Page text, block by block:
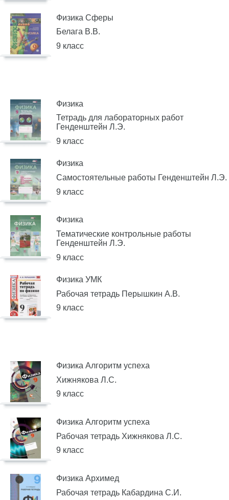
Физика Сферы
Белага В.В.
9 класс
Физика
Тетрадь для лабораторных работ
Генденштейн Л.Э.
9 класс
Физика
Самостоятельные работы Генденштейн Л.Э.
9 класс
Физика
Тематические контрольные работы
Генденштейн Л.Э.
9 класс
Физика УМК
Рабочая тетрадь Перышкин А.В.
9 класс
Физика Алгоритм успеха
Хижнякова Л.С.
9 класс
Физика Алгоритм успеха
Рабочая тетрадь Хижнякова Л.С.
9 класс
Физика Архимед
Рабочая тетрадь Кабардина С.И.